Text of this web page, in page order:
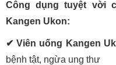
Công dụng tuyệt vời
Kangen Ukon:
✔ Viên uống Kangen
bệnh tật, ngừa ung thư